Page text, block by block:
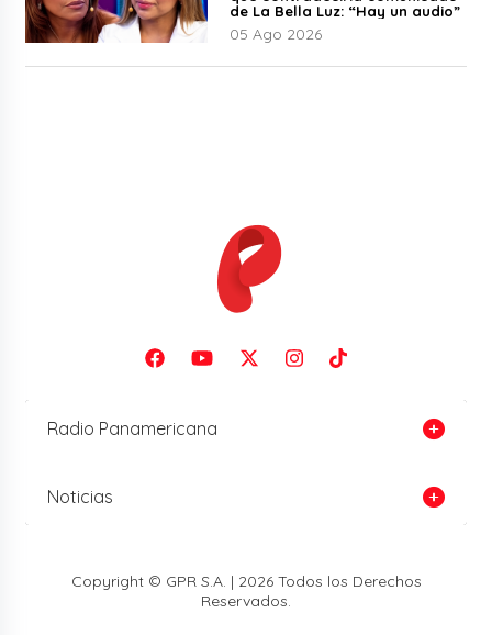
de La Bella Luz: “Hay un audio”
05 Ago 2026
Radio Panamericana
Noticias
Copyright © GPR S.A. | 2026 Todos los Derechos
Reservados.